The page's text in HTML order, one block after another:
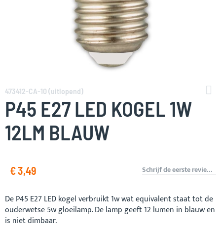
naar
het
begin
van
de
afbeeldingen-
473412-CA-10 (uitlopend)
P45 E27 LED KOGEL 1W
12LM BLAUW
€ 3,49 Schrijf de eerste review over dit product
De P45 E27 LED kogel verbruikt 1w wat equivalent staat tot de
ouderwetse 5w gloeilamp. De lamp geeft 12 lumen in blauw en
is niet dimbaar.